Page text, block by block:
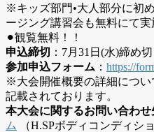
※キッズ部門•大人部分に初
ージング講習会も無料にて実
⚫︎観覧無料！！
申込締切 ：7月31日(水)締め切
参加申込フォーム ： https://
※大会開催概要の詳細につい
記載されております。
本大会に関するお問い合わせ
ム
（H.SPボディコンディシ